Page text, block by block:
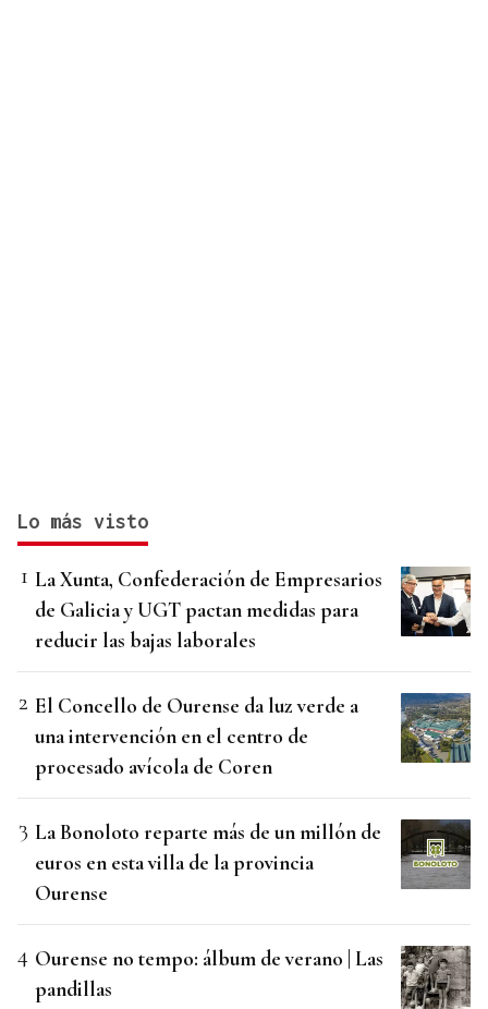
Lo más visto
La Xunta, Confederación de Empresarios
de Galicia y UGT pactan medidas para
reducir las bajas laborales
El Concello de Ourense da luz verde a
una intervención en el centro de
procesado avícola de Coren
La Bonoloto reparte más de un millón de
euros en esta villa de la provincia
Ourense
Ourense no tempo: álbum de verano | Las
pandillas